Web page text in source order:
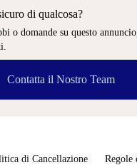
di qualcosa?
o domande su questo
Contatta il Nostro Team
di Cancellazione Regole